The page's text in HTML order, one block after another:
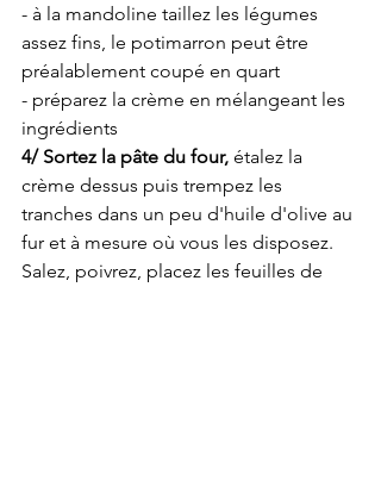
- à la mandoline taillez les légumes
assez fins, le potimarron peut être
préalablement coupé en quart
- préparez la crème en mélangeant les
ingrédients
4/ Sortez la pâte du four, étalez la
crème dessus puis trempez les
tranches dans un peu d'huile d'olive au
fur et à mesure où vous les disposez.
Salez, poivrez, placez les feuilles de